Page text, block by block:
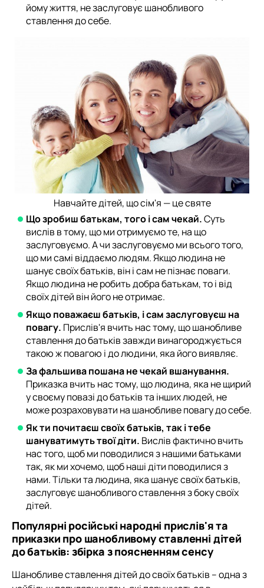
йому життя, не заслуговує шанобливого
ставлення до себе.
Навчайте дітей, що сім'я — це святе
Що зробиш батькам, того і сам чекай.Суть
вислів в тому, що ми отримуємо те, на що
заслуговуємо. А чи заслуговуємо ми всього того,
що ми самі віддаємо людям. Якщо людина не
шанує своїх батьків, він і сам не пізнає поваги.
Якщо людина не робить добра батькам, то і від
своїх дітей він його не отримає.
Якщо поважаєш батьків, і сам заслуговуєш на
повагу. Прислів'я вчить нас тому, що шанобливе
ставлення до батьків завжди винагороджується
такою ж повагою і до людини, яка його виявляє.
За фальшива пошана не чекай вшанування.
Приказка вчить нас тому, що людина, яка не щирий
у своєму повазі до батьків та інших людей, не
може розраховувати на шанобливе повагу до себе.
Як ти почитаєш своїх батьків, так і тебе
шануватимуть твої діти. Вислів фактично вчить
нас того, щоб ми поводилися з нашими батьками
так, як ми хочемо, щоб наші діти поводилися з
нами. Тільки та людина, яка шанує своїх батьків,
заслуговує шанобливого ставлення з боку своїх
дітей.
Популярні російські народні прислів'я та
приказки про шанобливому ставленні дітей
до батьків: збірка з поясненням сенсу
Шанобливе ставлення дітей до своїх батьків – одна з